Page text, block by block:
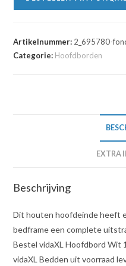
Artikelnummer: 2_695780-
Categorie: Hoofdborden
EXTRA
Beschrijving
Dit houten hoofdeinde heeft
bedframe een complete
Bestel vidaXL Hoofdbord Wit
vidaXL Bedden uit voorraad